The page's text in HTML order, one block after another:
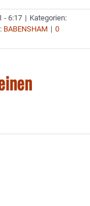
- 6:17 | Kategorien:
BABENSHAM | 0